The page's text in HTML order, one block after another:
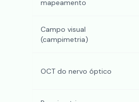
mapeamento
Campo visual
(campimetria)
OCT do nervo óptico